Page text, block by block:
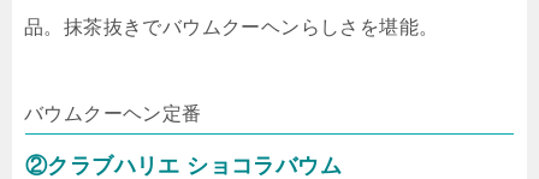
品。抹茶抜きでバウムクーヘンらしさを堪能。
バウムクーヘン定番
②クラブハリエ ショコラバウム